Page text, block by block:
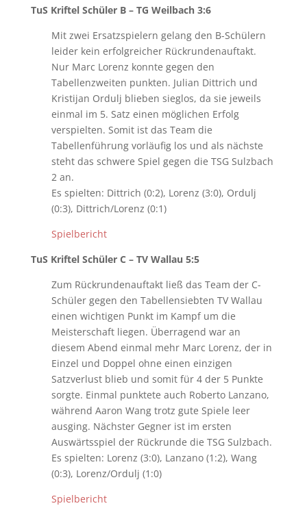
TuS Kriftel Schüler B – TG Weilbach 3:6
Mit zwei Ersatzspielern gelang den B-Schülern
leider kein erfolgreicher Rückrundenauftakt.
Nur Marc Lorenz konnte gegen den
Tabellenzweiten punkten. Julian Dittrich und
Kristijan Ordulj blieben sieglos, da sie jeweils
einmal im 5. Satz einen möglichen Erfolg
verspielten. Somit ist das Team die
Tabellenführung vorläufig los und als nächste
steht das schwere Spiel gegen die TSG Sulzbach
2 an.
Es spielten: Dittrich (0:2), Lorenz (3:0), Ordulj
(0:3), Dittrich/Lorenz (0:1)
Spielbericht
TuS Kriftel Schüler C – TV Wallau 5:5
Zum Rückrundenauftakt ließ das Team der C-
Schüler gegen den Tabellensiebten TV Wallau
einen wichtigen Punkt im Kampf um die
Meisterschaft liegen. Überragend war an
diesem Abend einmal mehr Marc Lorenz, der in
Einzel und Doppel ohne einen einzigen
Satzverlust blieb und somit für 4 der 5 Punkte
sorgte. Einmal punktete auch Roberto Lanzano,
während Aaron Wang trotz gute Spiele leer
ausging. Nächster Gegner ist im ersten
Auswärtsspiel der Rückrunde die TSG Sulzbach.
Es spielten: Lorenz (3:0), Lanzano (1:2), Wang
(0:3), Lorenz/Ordulj (1:0)
Spielbericht